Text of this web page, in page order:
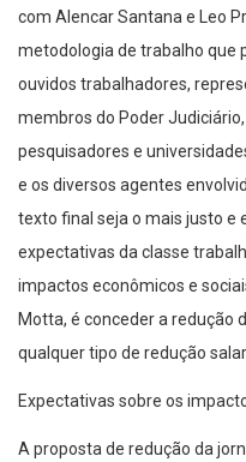
com Alencar Santana e Leo
metodologia de trabalho que
ouvidos trabalhadores,
membros do Poder
pesquisadores e
e os diversos agentes
texto final seja o mais justo e
expectativas da classe
impactos econômicos e
Motta, é conceder a redução
qualquer tipo de redução
Expectativas sobre os
A proposta de redução da